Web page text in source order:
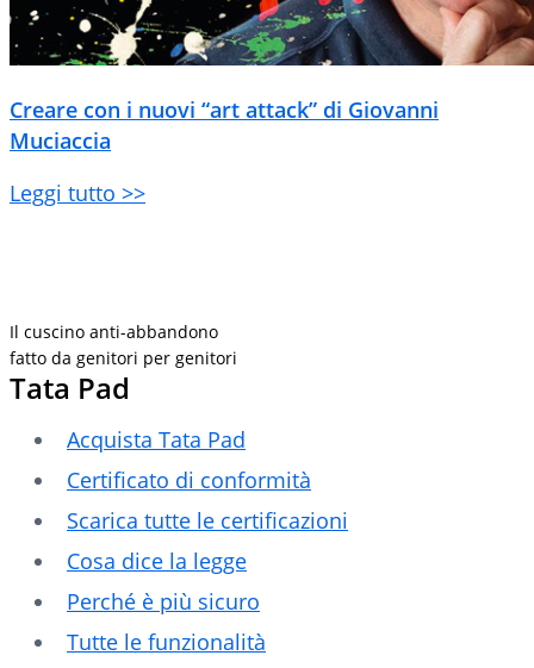
Creare con i nuovi “art attack” di Giovanni
Muciaccia
Leggi tutto >>
Il cuscino anti-abbandono
fatto da genitori per genitori
Tata Pad
Acquista Tata Pad
Certificato di conformità
Scarica tutte le certificazioni
Cosa dice la legge
Perché è più sicuro
Tutte le funzionalità